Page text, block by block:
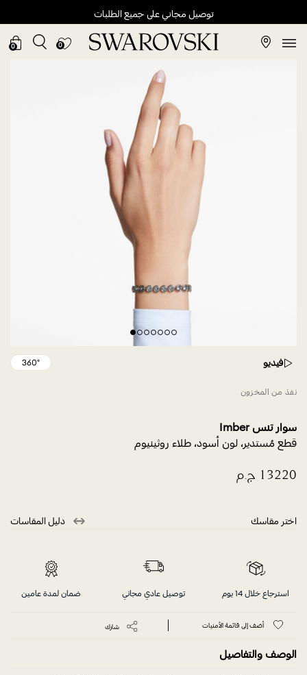
توصيل مجاني على جميع الطلبات
0
0
فيديو
نفذ من المخزون
سوار تنس Imber
قطع مُستدير، لون أسود، طلاء روثينيوم
اختر مقاسك دليل المقاسات
استرجاع خلال 14 يوم توصيل عادي مجاني ضمان لمدة عامين
أضف إلى قائمة الأمنيات شارك
الوصف والتفاصيل